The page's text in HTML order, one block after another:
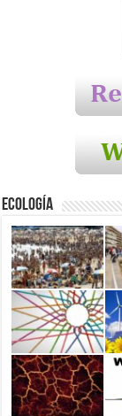
Ecología